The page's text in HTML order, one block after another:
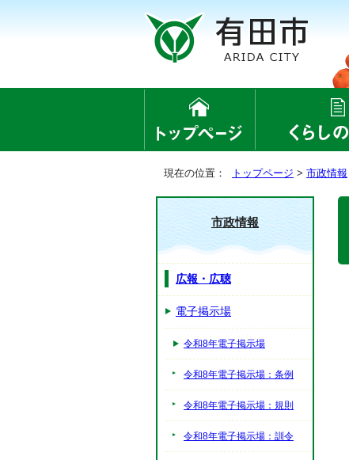
現在の位置： トップページ > 市政情報
市政情報
広報・広聴
電子掲示場
令和8年電子掲示場
令和8年電子掲示場：条例
令和8年電子掲示場：規則
令和8年電子掲示場：訓令